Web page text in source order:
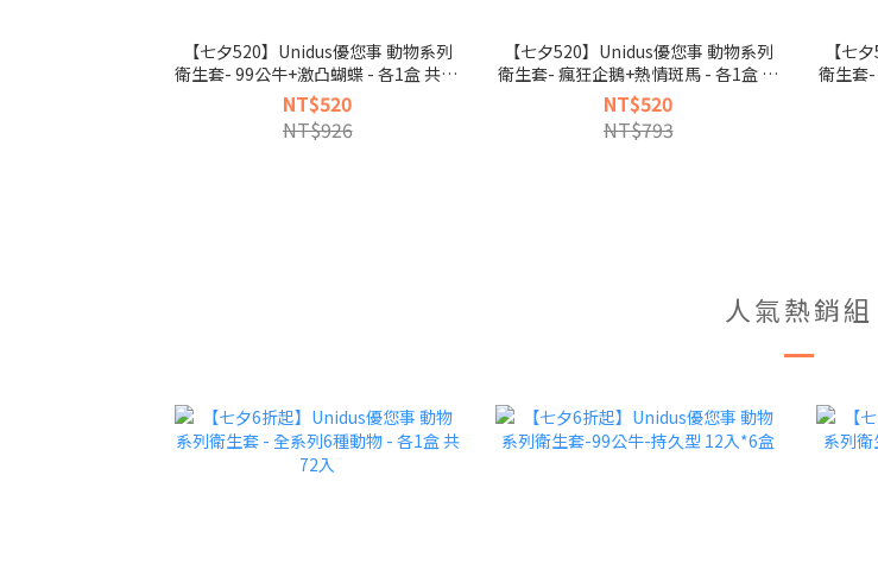
【七夕520】Unidus優您事 動物系列
衛生套- 99公牛+激凸蝴蝶 - 各1盒 共24
入
NT$520
NT$926
【七夕520】Unidus優您事 動物系列
衛生套- 瘋狂企鵝+熱情斑馬 - 各1盒 共
24入
NT$520
NT$793
【七
衛生套
人氣熱銷組